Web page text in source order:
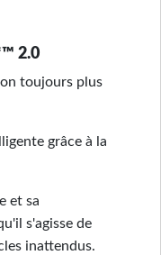
2.0
toujours plus
grâce à la
et sa
s'agisse de
inattendus.